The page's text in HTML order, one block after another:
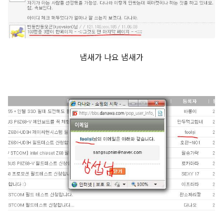
냄새가 나요 냄새가